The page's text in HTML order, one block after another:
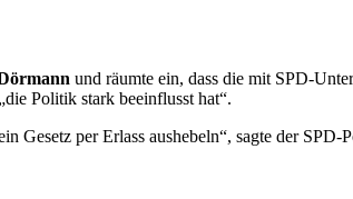
und räumte ein, dass die mit SPD-
Politik stark beeinflusst hat“.
per Erlass aushebeln“, sagte der